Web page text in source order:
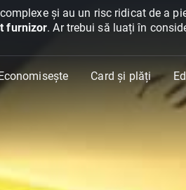
și au un risc ridicat de a
furnizor. Ar trebui să luați în
Card și plăți